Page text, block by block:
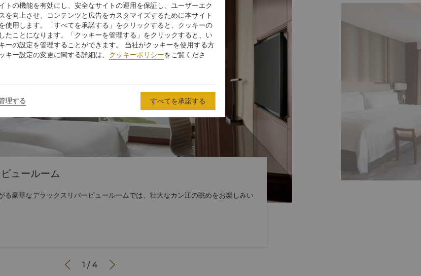
ュールーム
る豪華なデラックスリバービュールームでは、壮大なカン江の眺めをお楽しみい
 1 /4 
トの機能を有効にし、安全なサイトの運用を保証し、ユーザーエク
を向上させ、コンテンツと広告をカスタマイズするために本サイト
使用します。「すべてを承諾する」をクリックすると、クッキーの
たことになります。「クッキーを管理する」をクリックすると、い
ーの設定を管理することができます。 当社がクッキーを使用する方
キー設定の変更に関する詳細は、 クッキーポリシーをご覧くださ
理する すべてを承諾する